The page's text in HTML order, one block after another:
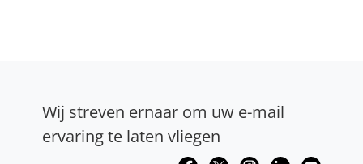
Wij streven ernaar om uw e-mail
ervaring te laten vliegen